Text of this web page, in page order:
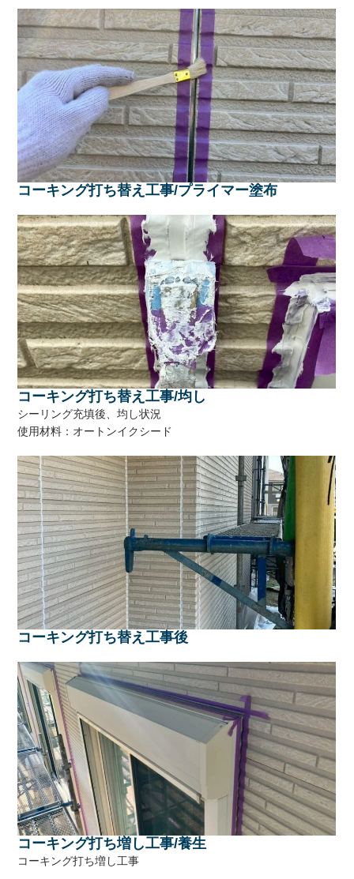
コーキング打ち替え工事/プライマー塗布
コーキング打ち替え工事/均し
シーリング充填後、均し状況
使用材料：オートンイクシード
コーキング打ち替え工事後
コーキング打ち増し工事/養生
コーキング打ち増し工事